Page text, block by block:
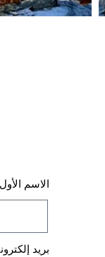
الاسم الأول
بريد